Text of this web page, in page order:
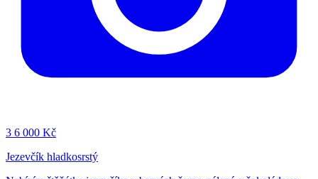
3 6 000 Kč
Jezevčík hladkosrstý